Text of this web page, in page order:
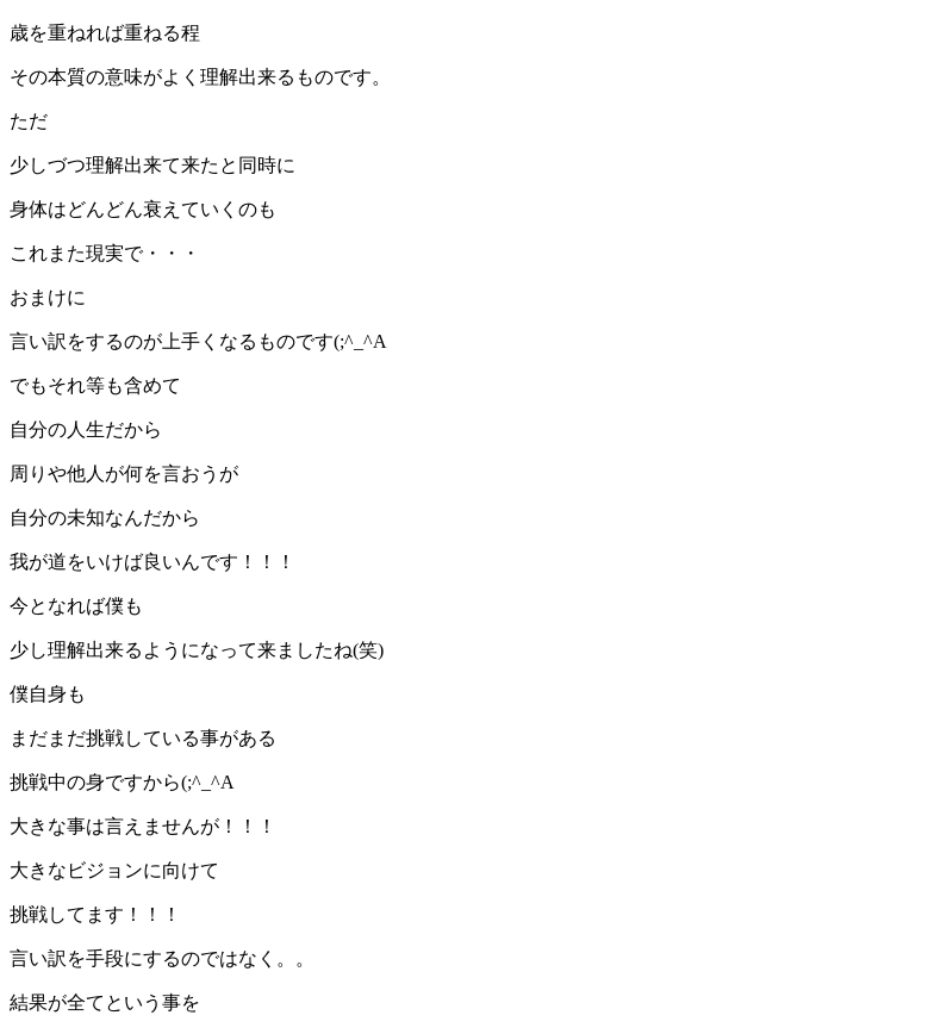
歳を重ねれば重ねる程
その本質の意味がよく理解出来るものです。
ただ
少しづつ理解出来て来たと同時に
身体はどんどん衰えていくのも
これまた現実で・・・
おまけに
言い訳をするのが上手くなるものです(;^_^A
でもそれ等も含めて
自分の人生だから
周りや他人が何を言おうが
自分の未知なんだから
我が道をいけば良いんです！！！
今となれば僕も
少し理解出来るようになって来ましたね(笑)
僕自身も
まだまだ挑戦している事がある
挑戦中の身ですから(;^_^A
大きな事は言えませんが！！！
大きなビジョンに向けて
挑戦してます！！！
言い訳を手段にするのではなく。。
結果が全てという事を